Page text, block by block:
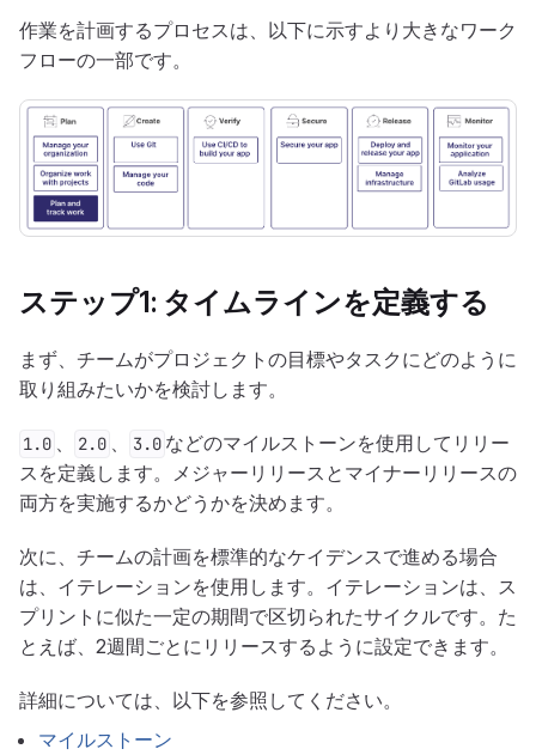
作業を計画するプロセスは、以下に示すより大きなワーク
フローの一部です。
ステップ1: タイムラインを定義する
まず、チームがプロジェクトの目標やタスクにどのように
取り組みたいかを検討します。
1.0 2.0 3.0 などのマイルストーンを使用してリリー
スを定義します。メジャーリリースとマイナーリリースの
両方を実施するかどうかを決めます。
次に、チームの計画を標準的なケイデンスで進める場合
は、イテレーションを使用します。イテレーションは、ス
プリントに似た一定の期間で区切られたサイクルです。た
とえば、2週間ごとにリリースするように設定できます。
詳細については、以下を参照してください。
マイルストーン